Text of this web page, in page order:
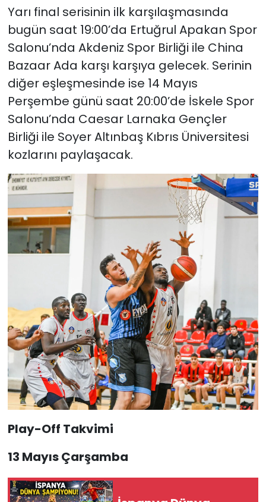
Yarı final serisinin ilk karşılaşmasında
bugün saat 19:00’da Ertuğrul Apakan Spor
Salonu’nda Akdeniz Spor Birliği ile China
Bazaar Ada karşı karşıya gelecek. Serinin
diğer eşleşmesinde ise 14 Mayıs
Perşembe günü saat 20:00’de İskele Spor
Salonu’nda Caesar Larnaka Gençler
Birliği ile Soyer Altınbaş Kıbrıs Üniversitesi
kozlarını paylaşacak.
Play-Off Takvimi
13 Mayıs Çarşamba
TÜRKiYE
Video Galeri
YAŞAM
Yazarlar